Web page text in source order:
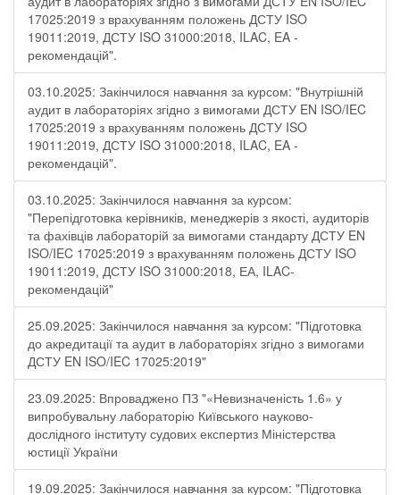
17025:2019 з врахуванням положень ДСТУ ISO
19011:2019, ДСТУ ISO 31000:2018, ILAC, EA -
рекомендацій".
03.10.2025: Закінчилося навчання за курсом: "Внутрішній
аудит в лабораторіях згідно з вимогами ДСТУ EN ISO/IEC
17025:2019 з врахуванням положень ДСТУ ISO
19011:2019, ДСТУ ISO 31000:2018, ILAC, EA -
рекомендацій".
03.10.2025: Закінчилося навчання за курсом:
"Перепідготовка керівників, менеджерів з якості, аудиторів
та фахівців лабораторій за вимогами стандарту ДСТУ EN
ISO/IEC 17025:2019 з врахуванням положень ДСТУ ISO
19011:2019, ДСТУ ISO 31000:2018, ЕА, ILAC-
рекомендацій"
25.09.2025: Закінчилося навчання за курсом: "Підготовка
до акредитації та аудит в лабораторіях згідно з вимогами
ДСТУ EN ISO/IEC 17025:2019"
23.09.2025: Впроваджено ПЗ "«Невизначеність 1.6» у
випробувальну лабораторію Київського науково-
дослідного інституту судових експертиз Міністерства
юстиції України
19.09.2025: Закінчилося навчання за курсом: "Підготовка